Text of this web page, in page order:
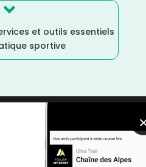

et outils essentiels
sportive
Distance Semi/Distance
Dénivelé Plat /Dénivelé